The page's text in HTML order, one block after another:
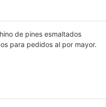
de pines esmaltados
para pedidos al por mayor.